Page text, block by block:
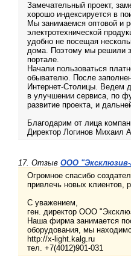
Замечательный проект,
хорошо индексируется в
Мы занимаемся оптовой и
электротехнической
удобно не посещая
дома. Поэтому мы решили
портале.
Начали пользоваться
обывателю. После
Интернет-Столицы. Ведем
в улучшении сервиса, по
развитие проекта, и
Благодарим от лица
Директор Логинов Михаил
17. Отзыв ООО
Огромное спасибо
привлечь новых клиентов,
С уважением,
ген. директор ООО
Наша фирма занимается
оборудования, мы
http://x-light.kalg.ru
тел. +7(4012)901-031